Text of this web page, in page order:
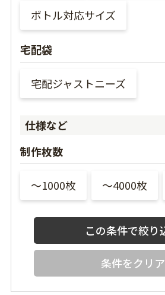
ボトル対応サイズ
宅配袋
宅配ジャストニーズ
仕様など
制作枚数
〜1000枚 〜4000枚
条件をクリア